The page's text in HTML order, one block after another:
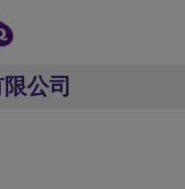
公司